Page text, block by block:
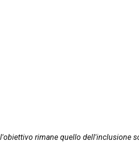
rimane quello dell'inclusione